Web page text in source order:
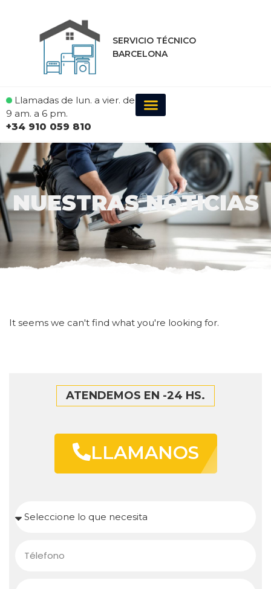
SERVICIO TÉCNICO
BARCELONA
Llamadas de lun. a vier. de
9 am. a 6 pm.
+34 910 059 810
NUESTRAS NOTICIAS
It seems we can't find what you're looking for.
ATENDEMOS EN -24 HS.
LLAMANOS